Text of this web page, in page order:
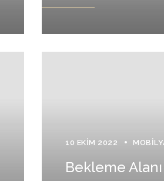
10 EKIM 2022
Bekleme Alanı